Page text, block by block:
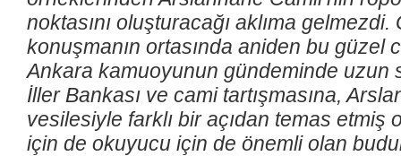
noktasını oluşturacağı aklıma
konuşmanın ortasında aniden bu güzel
Ankara kamuoyunun gündeminde uzun
İller Bankası ve cami tartışmasına,
vesilesiyle farklı bir açıdan temas etmiş
için de okuyucu için de önemli olan